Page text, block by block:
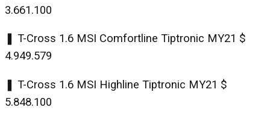
3.661.100
❚ T-Cross 1.6 MSI Comfortline Tiptronic MY21 $
4.949.579
❚ T-Cross 1.6 MSI Highline Tiptronic MY21 $
5.848.100